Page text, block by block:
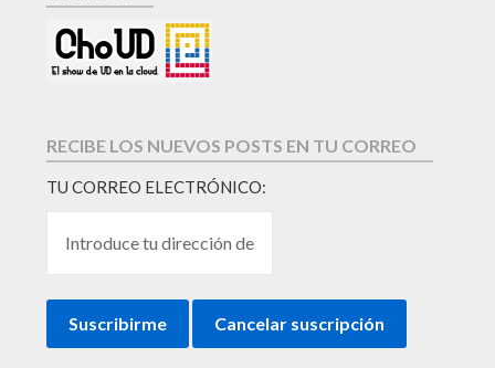
RECIBE LOS NUEVOS POSTS EN TU CORREO
TU CORREO ELECTRÓNICO: